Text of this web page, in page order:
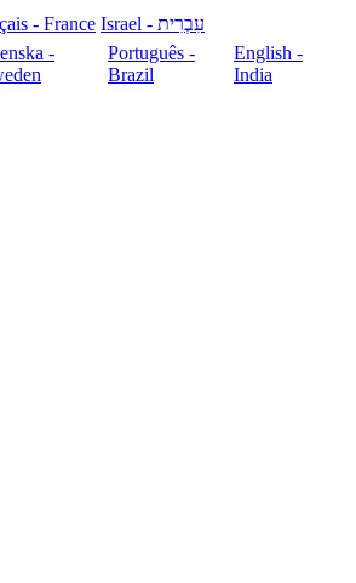
- France
עִבְרִית - Israel
-
Português -
Brazil
English -
India